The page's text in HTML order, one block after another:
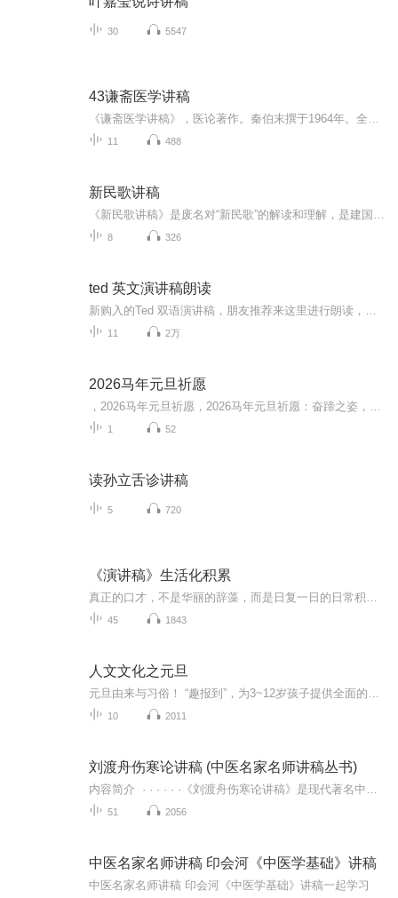
30 5547
43谦斋医学讲稿
11 488
新民歌讲稿
8 326
ted 英文演讲稿朗读
11 2万
2026马年元旦祈愿
1 52
读孙立舌诊讲稿
5 720
《演讲稿》生活化积累
45 1843
人文文化之元旦
10 2011
刘渡舟伤寒论讲稿 (中医名家名师讲稿丛书)
51 2056
中医名家名师讲稿 印会河《中医学基础》讲稿
中医名家名师讲稿 印会河《中医学基础》讲稿一起学习